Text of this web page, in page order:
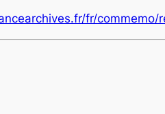
fr/commemo/